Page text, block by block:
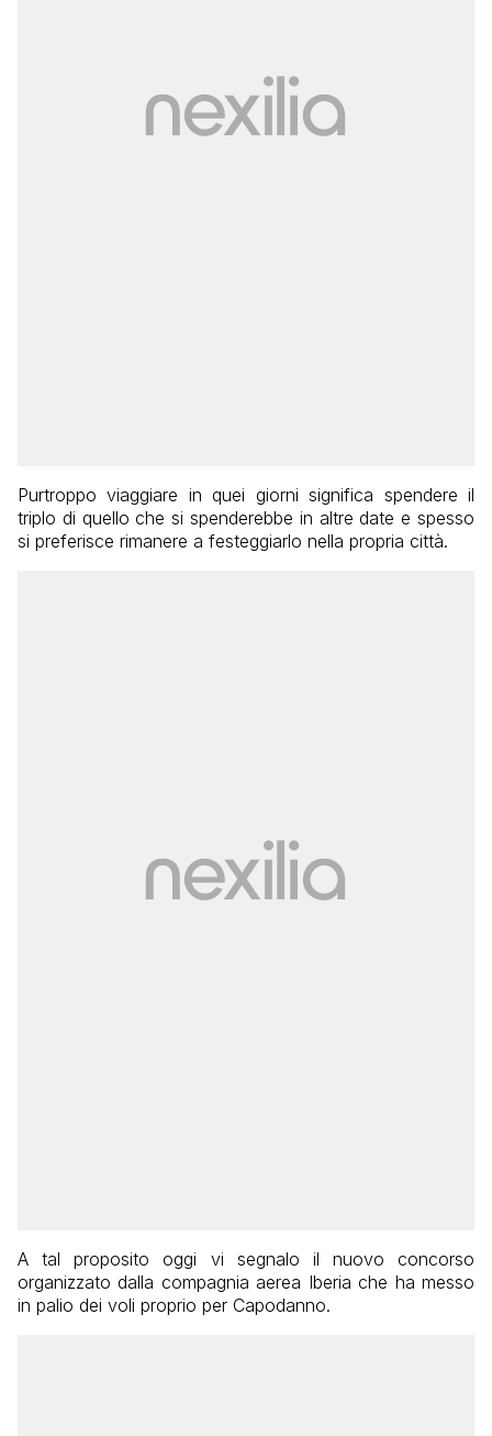
Purtroppo viaggiare in quei giorni significa spendere il
triplo di quello che si spenderebbe in altre date e spesso
si preferisce rimanere a festeggiarlo nella propria città.
A tal proposito oggi vi segnalo il nuovo concorso
organizzato dalla compagnia aerea Iberia che ha messo
in palio dei voli proprio per Capodanno.